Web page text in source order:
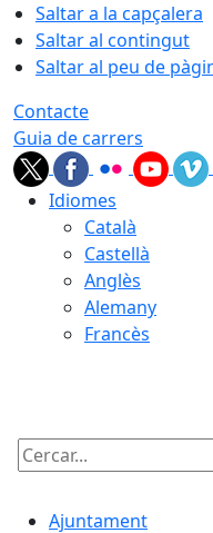
Saltar a la capçalera
Saltar al contingut
Saltar al peu de
Contacte
Guia de carrers
Idiomes
Català
Castellà
Anglès
Alemany
Francès
Cercar:
Ajuntament